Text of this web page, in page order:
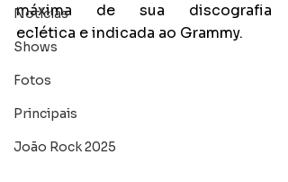
Notícias
Shows
Fotos
Principais
João Rock 2025
máxima de sua discografia
eclética e indicada ao Grammy.